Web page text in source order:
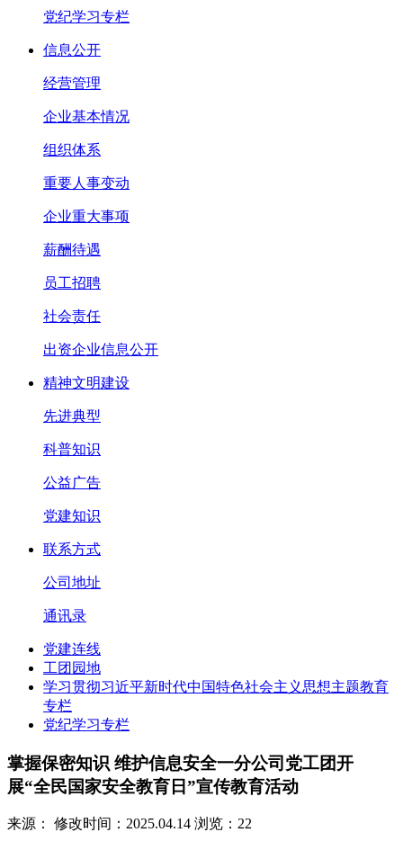
党纪学习专栏
信息公开
经营管理
企业基本情况
组织体系
重要人事变动
企业重大事项
薪酬待遇
员工招聘
社会责任
出资企业信息公开
精神文明建设
先进典型
科普知识
公益广告
党建知识
联系方式
公司地址
通讯录
党建连线
工团园地
学习贯彻习近平新时代中国特色社会主义思想主题教育
专栏
党纪学习专栏
掌握保密知识 维护信息安全一分公司党工团开
展“全民国家安全教育日”宣传教育活动
来源： 修改时间：2025.04.14 浏览：22